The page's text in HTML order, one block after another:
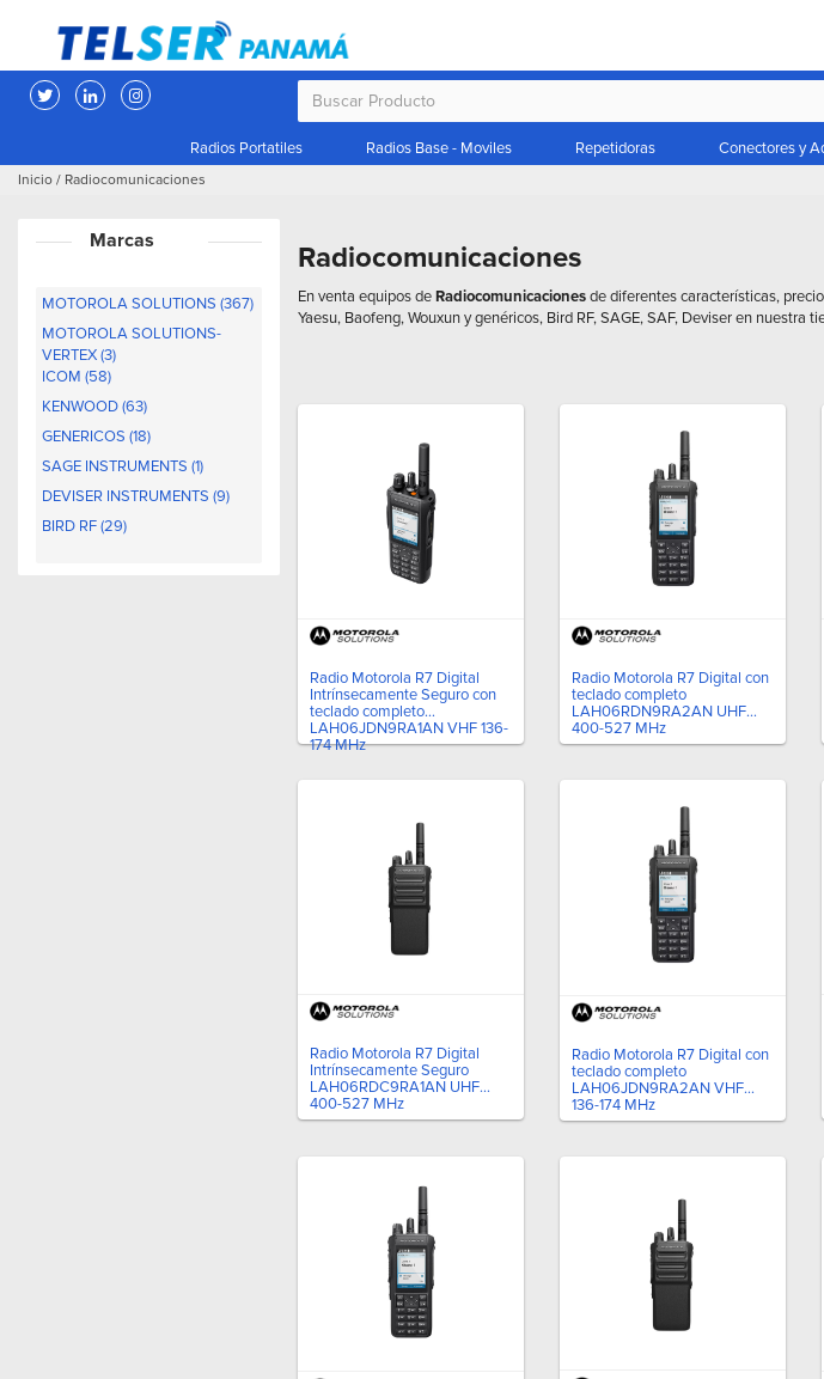
Radios Portatiles Radios Base - Moviles Repetidoras Conectores y
Inicio / Radiocomunicaciones
Marcas
MOTOROLA SOLUTIONS (367)
MOTOROLA SOLUTIONS-
VERTEX (3)
ICOM (58)
KENWOOD (63)
GENERICOS (18)
SAGE INSTRUMENTS (1)
DEVISER INSTRUMENTS (9)
BIRD RF (29)
Radiocomunicaciones
En venta equipos deRadiocomunicacionesde diferentes características,
Yaesu, Baofeng, Wouxun y genéricos, Bird RF, SAGE, SAF, Deviser en
Radio Motorola R7 Digital
Intrínsecamente Seguro con
teclado completo
LAH06JDN9RA1AN VHF 136-
174 MHz
Radio Motorola R7 Digital con
teclado completo
LAH06RDN9RA2AN UHF
400-527 MHz
Radio Motorola R7 Digital
Intrínsecamente Seguro
LAH06RDC9RA1AN UHF
400-527 MHz
Radio Motorola R7 Digital con
teclado completo
LAH06JDN9RA2AN VHF
136-174 MHz